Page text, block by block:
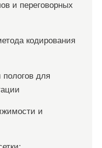
и переговорных
кодирования
пологов для
и